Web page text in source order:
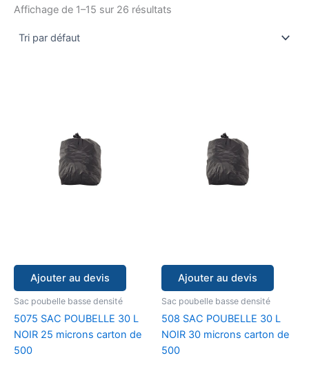
Affichage de 1–15 sur 26 résultats
Ajouter au devis
Sac poubelle basse densité
5075 SAC POUBELLE 30 L
NOIR 25 microns carton de
500
Ajouter au devis
Sac poubelle basse densité
508 SAC POUBELLE 30 L
NOIR 30 microns carton de
500